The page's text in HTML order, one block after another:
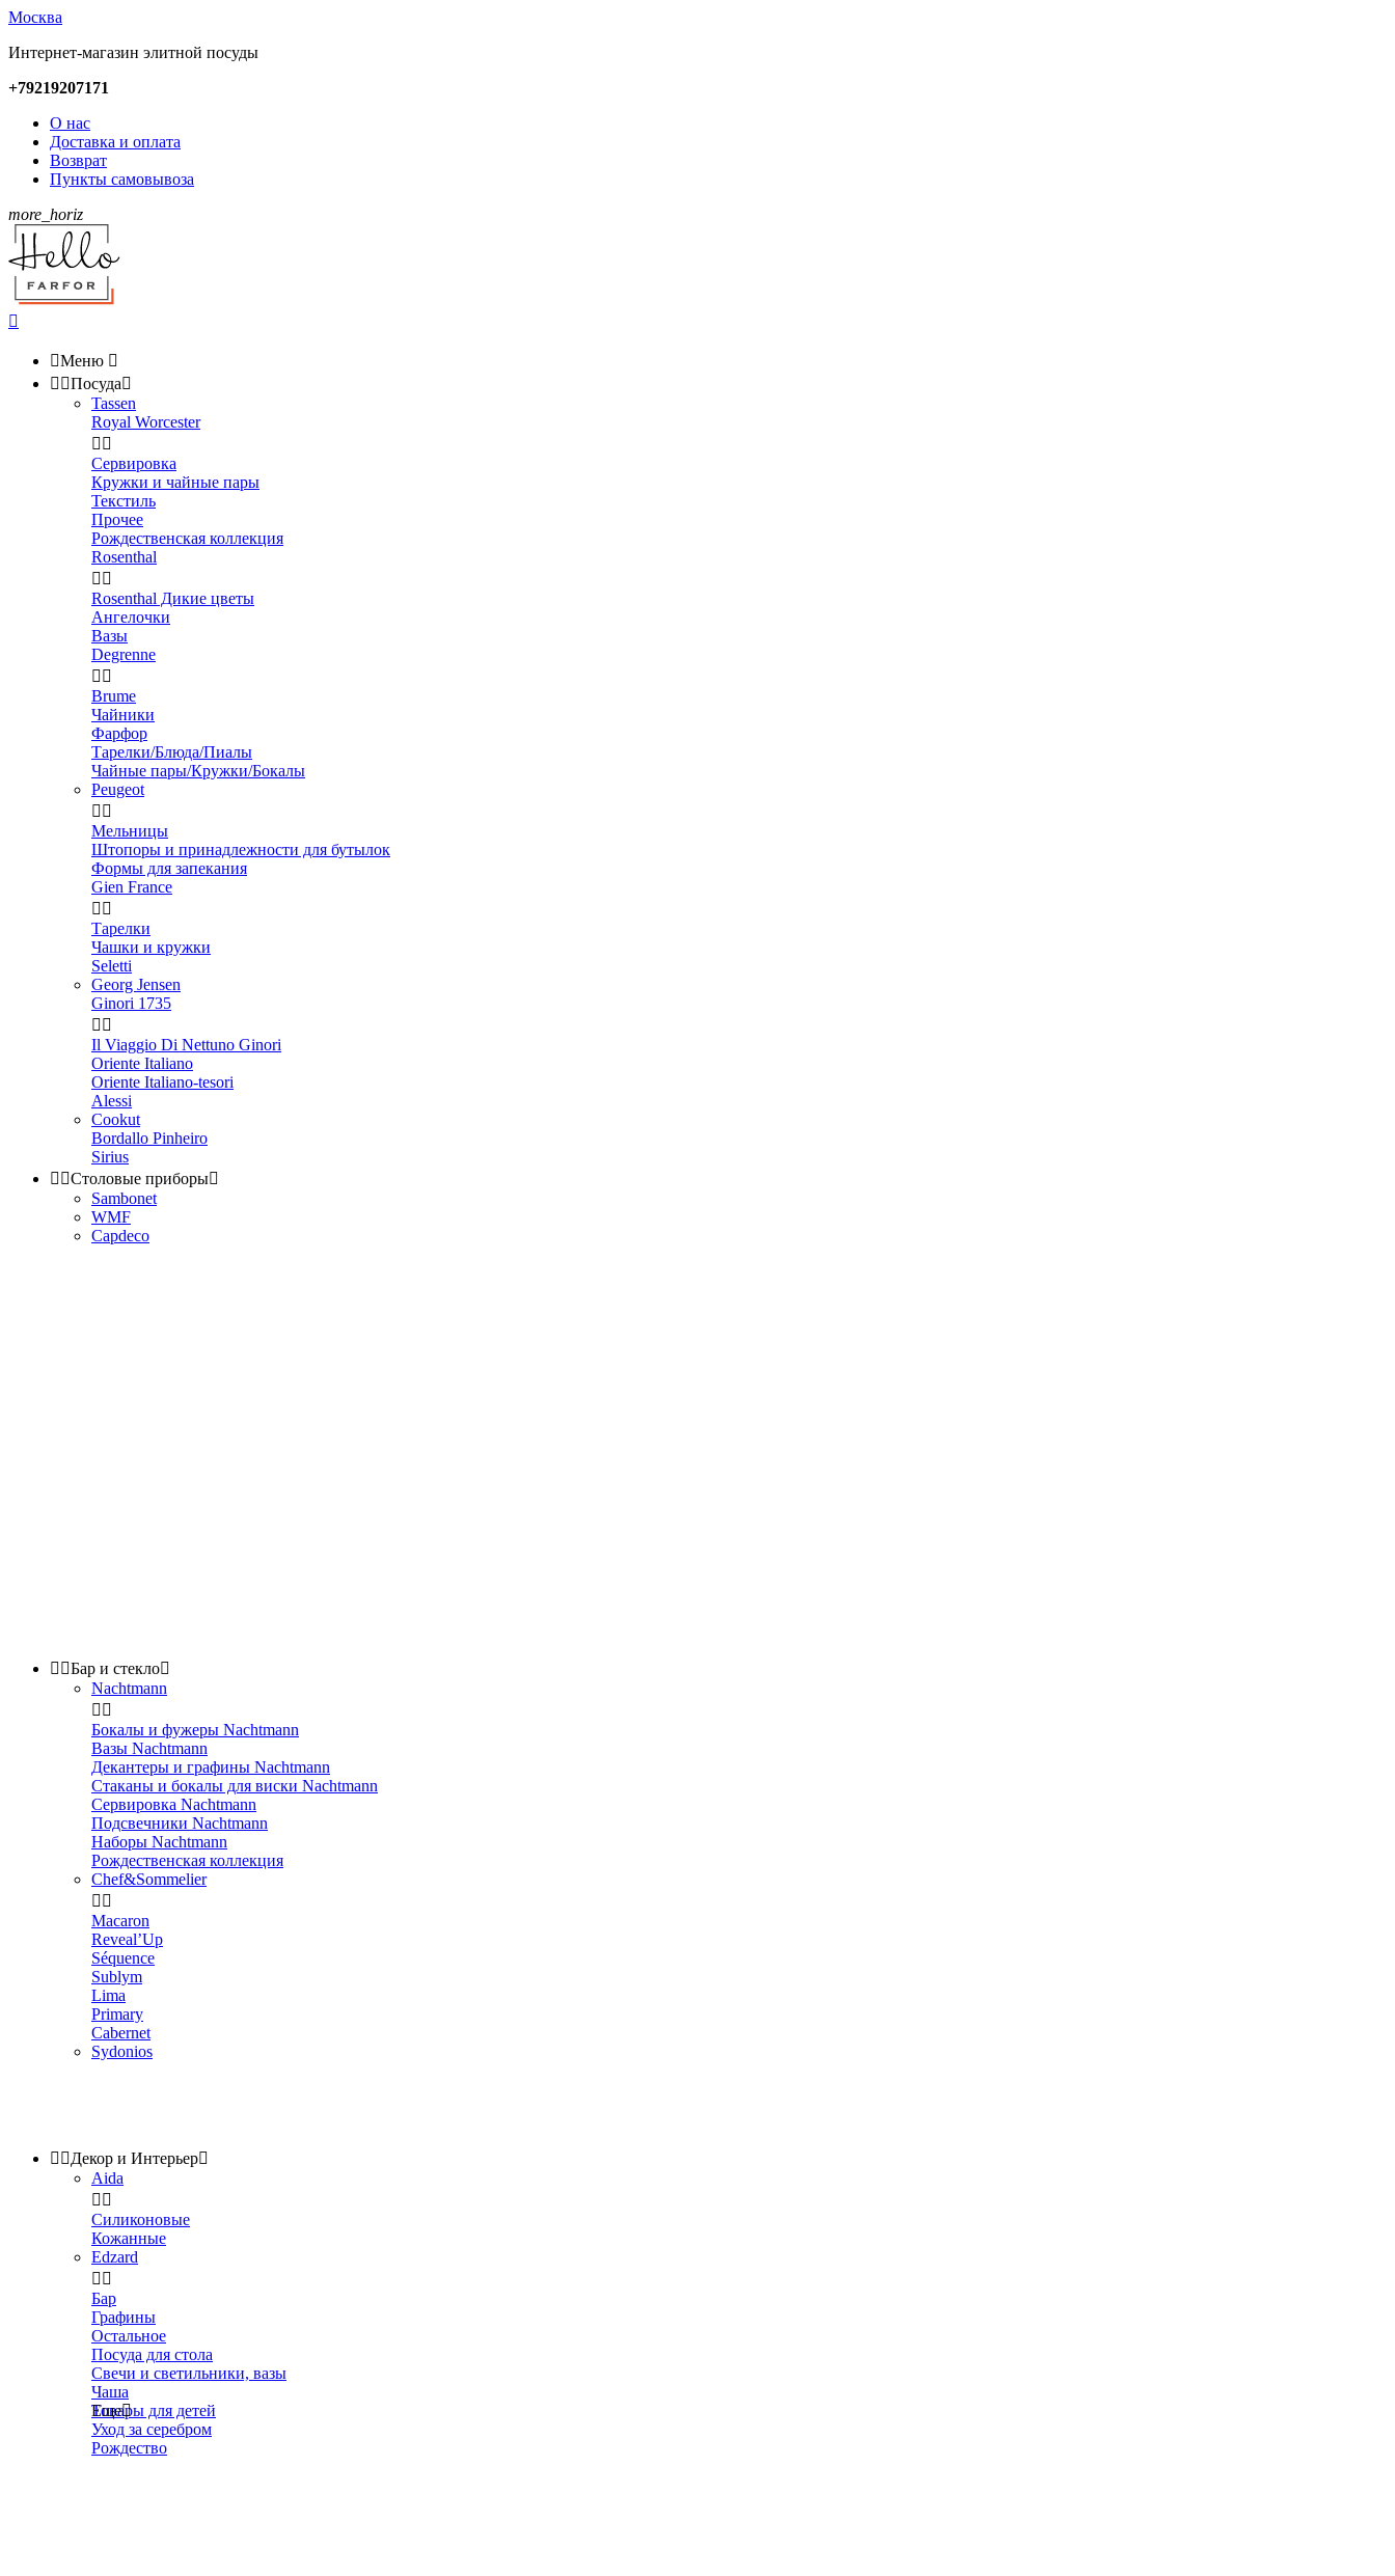
Москва
Интернет-магазин элитной посуды
+79219207171
О нас
Доставка и оплата
Возврат
Пункты самовывоза
more_horiz

Меню 
 Посуда
Tassen
Royal Worcester
 
Сервировка
Кружки и чайные пары
Текстиль
Прочее
Рождественская коллекция
Rosenthal
 
Rosenthal Дикие цветы
Ангелочки
Вазы
Degrenne
 
Brume
Чайники
Фарфор
Тарелки/Блюда/Пиалы
Чайные пары/Кружки/Бокалы
Peugeot
 
Мельницы
Штопоры и принадлежности для бутылок
Формы для запекания
Gien France
 
Тарелки
Чашки и кружки
Seletti
Georg Jensen
Ginori 1735
 
Il Viaggio Di Nettuno Ginori
Oriente Italiano
Oriente Italiano-tesori
Alessi
Cookut
Bordallo Pinheiro
Sirius
 Столовые приборы
Sambonet
WMF
Capdeco
 Бар и стекло
Nachtmann
 
Бокалы и фужеры Nachtmann
Вазы Nachtmann
Декантеры и графины Nachtmann
Стаканы и бокалы для виски Nachtmann
Сервировка Nachtmann
Подсвечники Nachtmann
Наборы Nachtmann
Рождественская коллекция
Chef&Sommelier
 
Macaron
Reveal’Up
Séquence
Sublym
Lima
Primary
Cabernet
Sydonios
 Декор и Интерьер
Aida
 
Силиконовые
Кожанные
Edzard
 
Бар
Графины
Остальное
Посуда для стола
Свечи и светильники, вазы
Чаша
Товары для детей
Уход за серебром
Рождество
Еще